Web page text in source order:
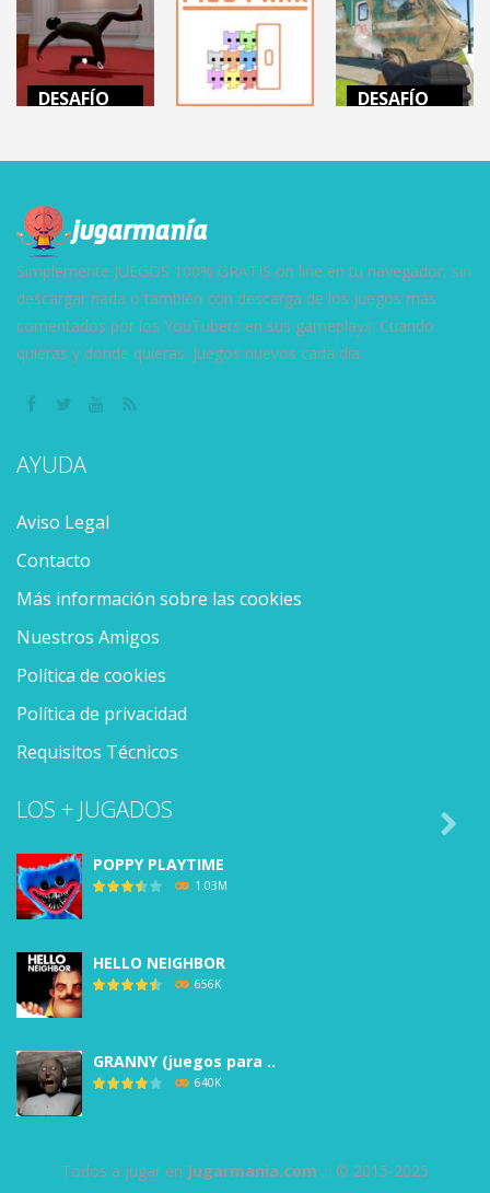
MINDWAVE
SPRUNKI
12.4K
SUIKA GAME
22.4K
DESAFÍO
16.2K
DESAFÍO
Simplemente JUEGOS 100% GRATIS on line en tu navegador, sin
descargar nada o también con descarga de los juegos más
comentados por los YouTubers en sus gameplays. Cuando
quieras y donde quieras. Juegos nuevos cada día.
AYUDA
Aviso Legal
Contacto
Más información sobre las cookies
Nuestros Amigos
Política de cookies
Política de privacidad
Requisitos Técnicos
LOS + JUGADOS
POPPY PLAYTIME
1.03M
HELLO NEIGHBOR
656K
GRANNY (juegos para ..
640K
588K

Todos a jugar en Jugarmania.com ::: © 2015-2025